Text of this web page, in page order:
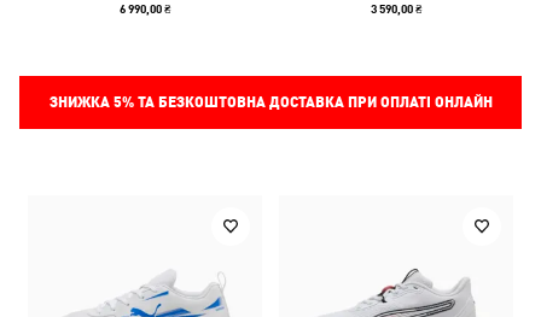
6 990,00 ₴ 3 590,00 ₴
ЗНИЖКА 5%ТА БЕЗКОШТОВНА ДОСТАВКА ПРИ ОПЛАТІ ОНЛАЙН